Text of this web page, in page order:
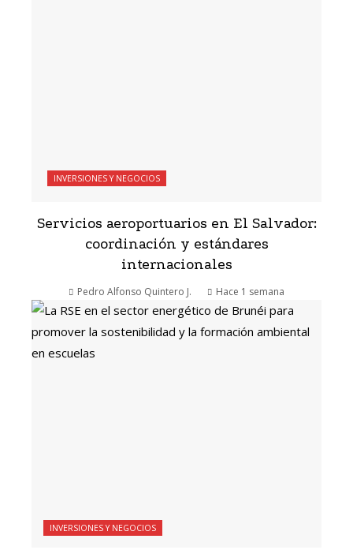
INVERSIONES Y NEGOCIOS
Servicios aeroportuarios en El Salvador:
coordinación y estándares
internacionales
Pedro Alfonso Quintero J. Hace 1 semana
INVERSIONES Y NEGOCIOS